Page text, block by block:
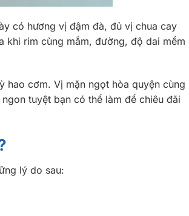
có hương vị đậm đà, đủ vị chua cay
khi rim cùng mắm, đường, độ dai mềm
hao cơm. Vị mặn ngọt hòa quyện cùng
tuyệt bạn có thể làm để chiêu đãi
lý do sau: